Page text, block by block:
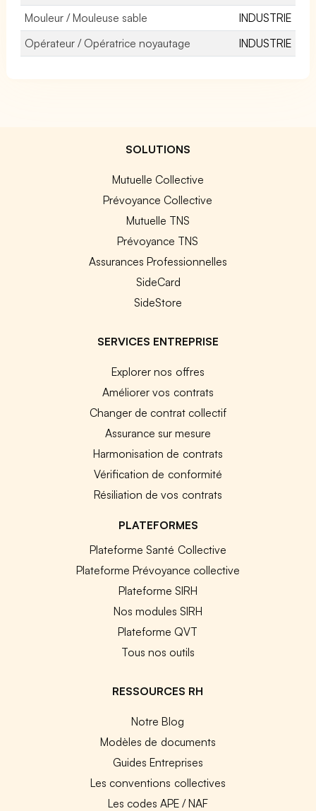
Mouleur / Mouleuse sable
INDUSTRIE
Opérateur / Opératrice noyautage
INDUSTRIE
SOLUTIONS
Mutuelle Collective
Prévoyance Collective
Mutuelle TNS
Prévoyance TNS
Assurances Professionnelles
SideCard
SideStore
SERVICES ENTREPRISE
Explorer nos offres
Améliorer vos contrats
Changer de contrat collectif
Assurance sur mesure
Harmonisation de contrats
Vérification de conformité
Résiliation de vos contrats
PLATEFORMES
Plateforme Santé Collective
Plateforme Prévoyance collective
Plateforme SIRH
Nos modules SIRH
Plateforme QVT
Tous nos outils
RESSOURCES RH
Notre Blog
Modèles de documents
Guides Entreprises
Les conventions collectives
Les codes APE / NAF